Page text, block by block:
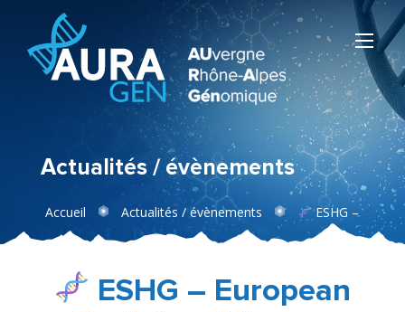
Actualités / évènements
Accueil Actualités / évènements
ESHG –
European Society of Human Genetics 2026 : les équipes
GCS AURAGEN au rendez-vous de la génétique
ESHG – European